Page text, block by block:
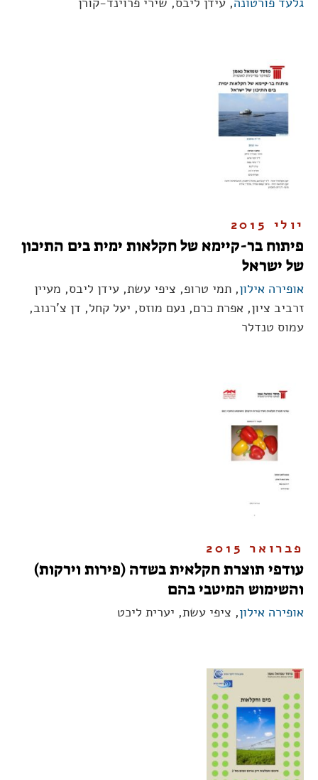
יולי 2015
פיתוח בר-קיימא של חקלאות ימית בים התיכון
של ישראל
אופירה אילון, תמי טרופ, ציפי עשת, עידן ליבס, מעיין
זרביב ציון, אפרת כרם, נעם מוזס, יעל קחל, דן צ’רנוב,
עמוס טנדלר
פברואר 2015
עודפי תוצרת חקלאית בשדה (פירות וירקות)
והשימוש המיטבי בהם
אופירה אילון, ציפי עשת, יערית ליכט